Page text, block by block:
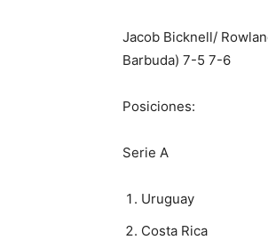
Jacob Bicknell/
Barbuda) 7-5 7-6
Posiciones:
Serie A
Uruguay
Costa Rica